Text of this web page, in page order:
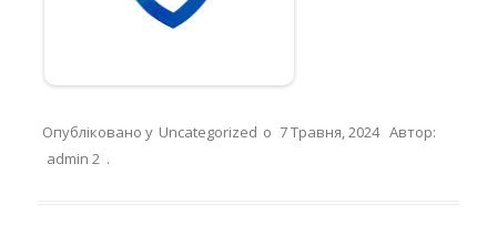
Опубліковано у Uncategorized о 7 Травня, 2024 Автор:
admin 2 .